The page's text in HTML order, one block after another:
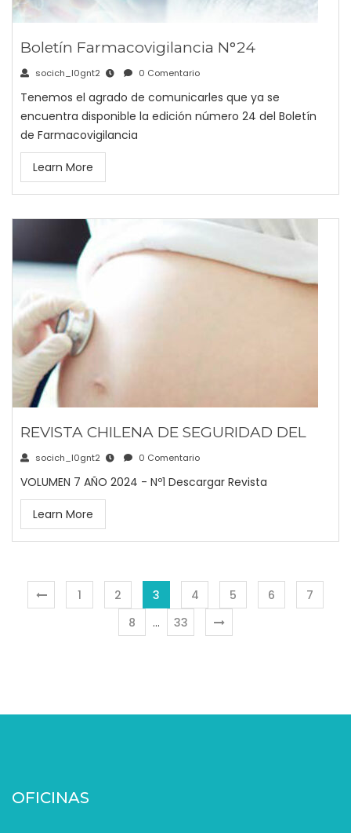
Boletín Farmacovigilancia N°24
socich_l0gnt2 0 Comentario
Tenemos el agrado de comunicarles que ya se
encuentra disponible la edición número 24 del Boletín
de Farmacovigilancia
Learn More
REVISTA CHILENA DE SEGURIDAD DEL
socich_l0gnt2 0 Comentario
VOLUMEN 7 AÑO 2024 - Nº1 Descargar Revista
Learn More
1 2 3 4 5 6
7
8
… 33
OFICINAS